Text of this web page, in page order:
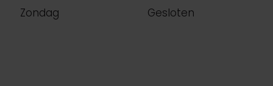
Zondag
Gesloten